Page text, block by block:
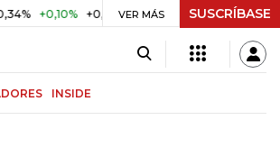
+0,98% UVR $ 416,81 +$ 0,05 +0,01%
VER MÁS SUSCRÍBASE
INSIDE